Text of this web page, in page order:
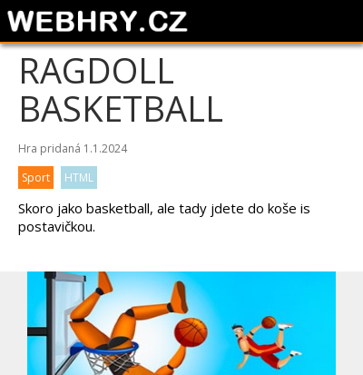
RAGDOLL
BASKETBALL
Hra pridaná 1.1.2024
Sport
HTML
Skoro jako basketball, ale tady jdete do koše is
postavičkou.